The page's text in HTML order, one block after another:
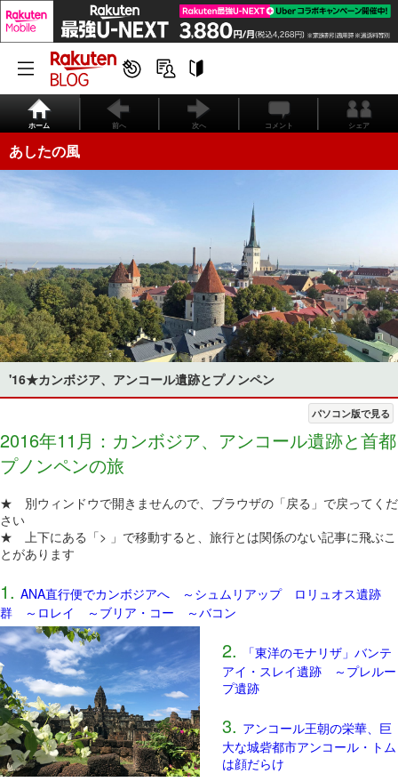
ホーム 前へ 次へ コメント シェア
あしたの風
'16★カンボジア、アンコール遺跡とプノンペン
パソコン版で見る
2016年11月：カンボジア、アンコール遺跡と首都
プノンペンの旅
★ 別ウィンドウで開きませんので、ブラウザの「戻る」で戻ってくだ
さい
★ 上下にある「> 」で移動すると、旅行とは関係のない記事に飛ぶこ
とがあります
1. ANA直行便でカンボジアへ ～シュムリアップ ロリュオス遺跡
群 ～ロレイ ～ブリア・コー ～バコン
2.
「東洋のモナリザ」バンテ
アイ・スレイ遺跡 ～プレルー
プ遺跡
3. アンコール王朝の栄華、巨
大な城砦都市アンコール・トム
は顔だらけ